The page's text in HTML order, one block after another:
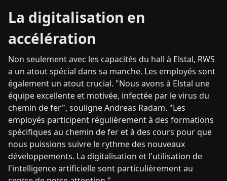
La digitalisation en
accélération
Non seulement avec les capacités du hall à Elstal, RWS
a un atout spécial dans sa manche. Les employés sont
également un atout crucial. "Nous avons à Elstal une
équipe excellente et motivée, infectée par le virus du
chemin de fer", souligne Andreas Radam. "Les
employés participent régulièrement à des formations
spécifiques au chemin de fer et à des cours pour que
nous puissions suivre le rythme des nouveaux
développements. La digitalisation et l'utilisation de
l'intelligence artificielle sont particulièrement au